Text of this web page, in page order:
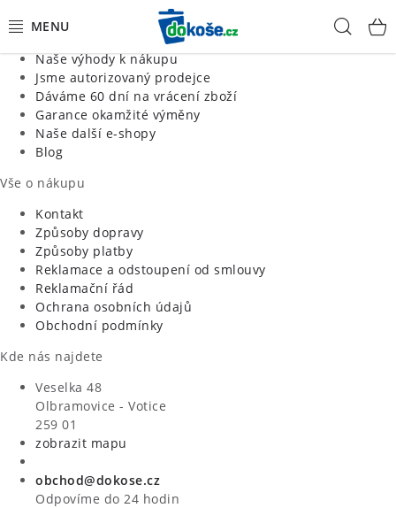
Jsme tradiční česká firma
Naše výhody k nákupu
Jsme autorizovaný prodejce
Dáváme 60 dní na vrácení zboží
Garance okamžité výměny
Naše další e-shopy
Blog
Vše o nákupu
Kontakt
Způsoby dopravy
Způsoby platby
Reklamace a odstoupení od smlouvy
Reklamační řád
Ochrana osobních údajů
Obchodní podmínky
Kde nás najdete
Veselka 48
Olbramovice - Votice
259 01
zobrazit mapu
obchod@dokose.cz
Odpovíme do 24 hodin
KOŠE
SÁČKY
KUCHYNĚ
ORGANIZACE
DOMÁCNOST
ÚKLID
VÝPRODEJ
ZNAČKY
Úvod Kontakt Blog